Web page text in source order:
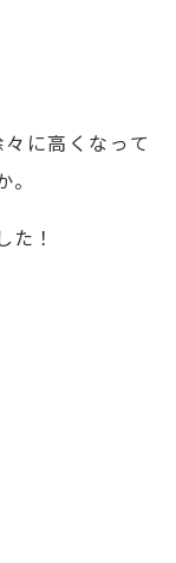
に高くなって
た！